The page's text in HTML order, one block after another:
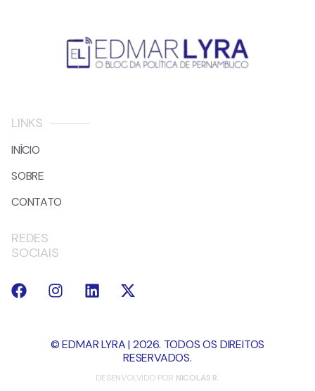
LINKS
INÍCIO
SOBRE
CONTATO
REDES
SOCIAIS
© EDMAR LYRA | 2026. TODOS OS DIREITOS
RESERVADOS.
DESENVOLVIDO POR NICOLAS R.